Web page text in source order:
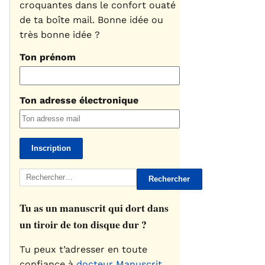
croquantes dans le confort ouaté
de ta boîte mail. Bonne idée ou
très bonne idée ?
Ton prénom
Ton adresse électronique
Rechercher :
Tu as un manuscrit qui dort dans
un tiroir de ton disque dur ?
Tu peux t’adresser en toute